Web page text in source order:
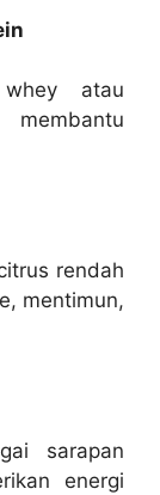
atau
membantu
rendah
mentimun,
sarapan
energi